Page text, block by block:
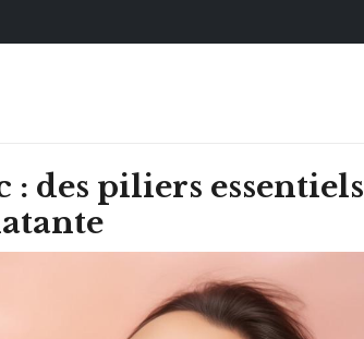
des piliers essentiels